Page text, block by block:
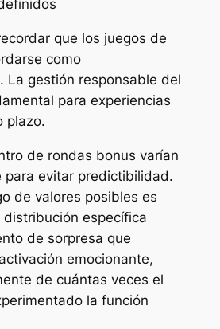
que los juegos de
como
La gestión responsable del
para experiencias
plazo.
de rondas bonus varían
para evitar predictibilidad.
de valores posibles es
específica
de sorpresa que
emocionante,
de cuántas veces el
la función